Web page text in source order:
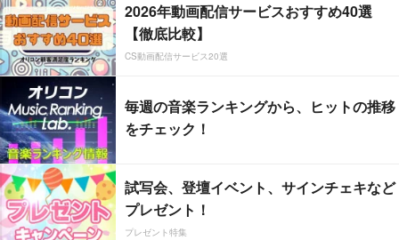
2026年動画配信サービスおすすめ40選
【徹底比較】
CS動画配信サービス20選
毎週の音楽ランキングから、ヒットの推移
をチェック！
試写会、登壇イベント、サインチェキなど
プレゼント！
プレゼント特集